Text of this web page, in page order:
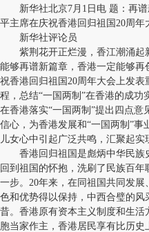
新华社北京7月1日电 题：再
平主席在庆祝香港回归祖国20周年
新华社评论员
紫荆花开正烂漫，香江潮涌起
能够再谱新篇章，香港一定能够再
祝香港回归祖国20周年大会上发
程，总结“一国两制”在香港的成
在香港落实“一国两制”提出四点
信心，为香港发展和“一国两制”
儿女心中引起广泛共鸣，汇聚起实
香港回归祖国是彪炳中华民族
回到祖国的怀抱，洗刷了民族百
一步。20年来，在同祖国共同发
色和优势得以保持，中西合璧的
昔。香港原有资本主义制度和生活
胞当家作主，香港居民享有比历